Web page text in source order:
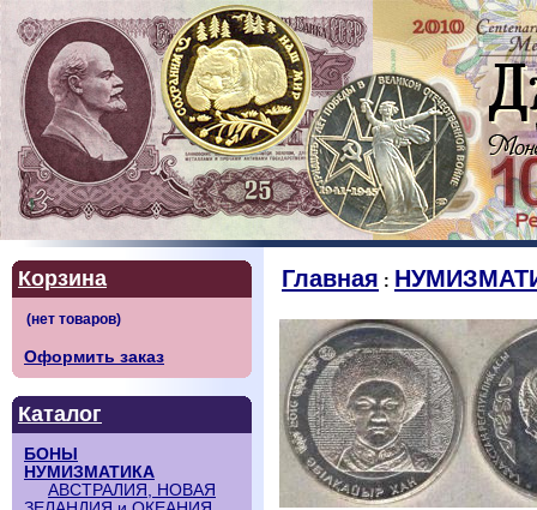
Корзина
Оформить заказ
Каталог
БОНЫ
НУМИЗМАТИКА
АВСТРАЛИЯ, НОВАЯ
Главная :